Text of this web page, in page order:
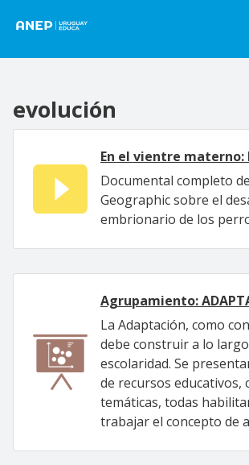
evolución
En el vientre materno:
Documental completo
Geographic sobre el
embrionario de los
Agrupamiento:
La Adaptación, como
debe construir a lo
escolaridad. Se
de recursos educativos,
temáticas, todas
trabajar el concepto de